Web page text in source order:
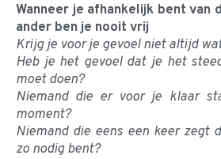
Wanneer je afhankelijk bent van
ander ben je nooit vrij
Krijg je voor je gevoel niet altijd
Heb je het gevoel dat je het
moet doen?
Niemand die er voor je klaar
moment?
Niemand die eens een keer zegt
zo nodig bent?